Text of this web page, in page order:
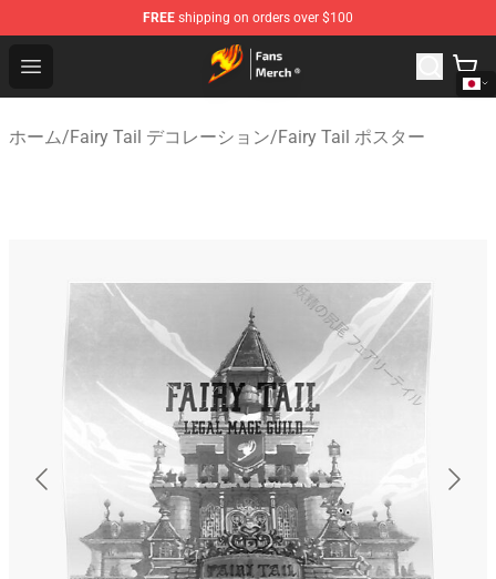
FREE shipping on orders over $100
Open menu
Fairy Tail Store - Official Fairy Tail Merchandise Shop
ホーム/Fairy Tail デコレーション/Fairy Tail ポスター